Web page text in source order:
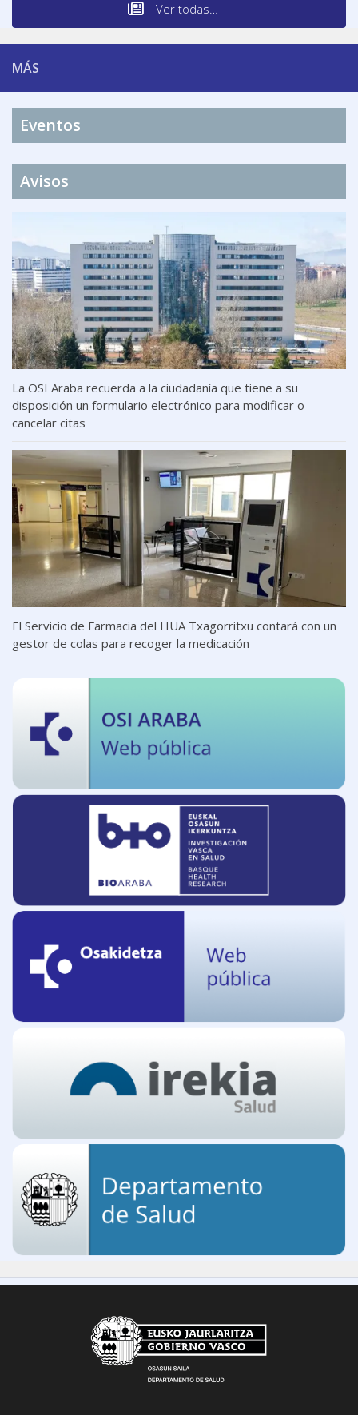
Ver todas…
MÁS
Eventos
Avisos
La OSI Araba recuerda a la ciudadanía que tiene a su
disposición un formulario electrónico para modificar o
cancelar citas
El Servicio de Farmacia del HUA Txagorritxu contará con un
gestor de colas para recoger la medicación